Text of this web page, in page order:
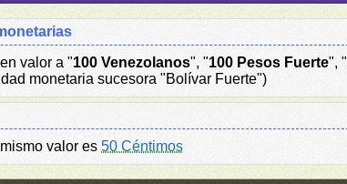
valor a "100 Venezolanos", "100 Pesos Fuerte", "
monetaria sucesora "Bolívar Fuerte")
valor es50 Céntimos